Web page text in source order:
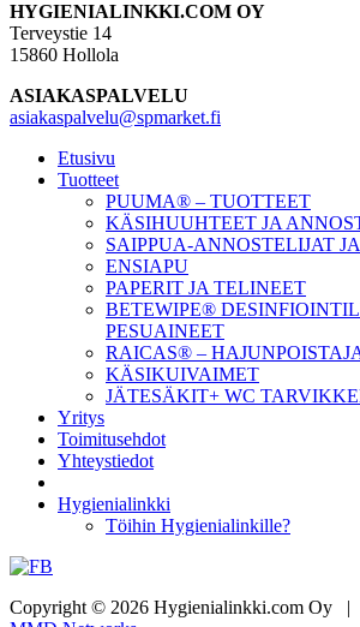
HYGIENIALINKKI.COM OY
Terveystie 14
15860 Hollola
ASIAKASPALVELU
asiakaspalvelu@spmarket.fi
Etusivu
Tuotteet
PUUMA® – TUOTTEET
KÄSIHUUHTEET JA
SAIPPUA-ANNOSTELIJAT
ENSIAPU
PAPERIT JA TELINEET
BETEWIPE®
PESUAINEET
RAICAS® –
KÄSIKUIVAIMET
JÄTESÄKIT+ WC
Yritys
Toimitusehdot
Yhteystiedot
Hygienialinkki
Töihin Hygienialinkille?
Copyright © 2026 Hygienialinkki.com Oy |